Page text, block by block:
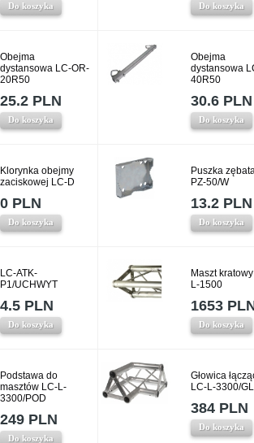
Do koszyka Do koszyka
Obejma
dystansowa LC-OR-
20R50
25.2 PLN
Do koszyka
Obejma
dystansowa
40R50
30.6 PLN
Do koszyka
Klorynka obejmy
zaciskowej LC-D
0 PLN
Do koszyka
Puszka
PZ-50/W
13.2 PLN
Do koszyka
LC-ATK-
P1/UCHWYT
4.5 PLN
Do koszyka
Maszt
L-1500
1653
Do koszyka
Podstawa do
masztów LC-L-
3300/POD
249 PLN
Do koszyka
Głowica
LC-L-3300/
384 PLN
Do koszyka